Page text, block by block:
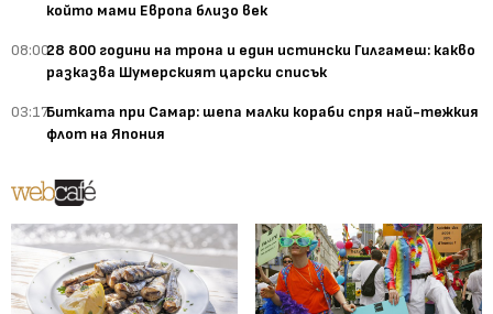
който мами Европа близо век
08:0028 800 години на трона и един истински Гилгамеш: какво
разказва Шумерският царски списък
03:17Битката при Самар: шепа малки кораби спря най-тежкия
флот на Япония